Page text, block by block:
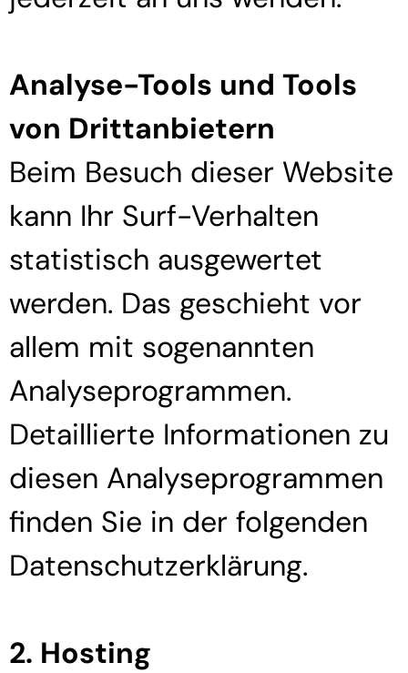
Analyse-Tools und Tools
von Dritt­anbietern
Beim Besuch dieser Website
kann Ihr Surf-Verhalten
statistisch ausgewertet
werden. Das geschieht vor
allem mit sogenannten
Analyseprogrammen.
Detaillierte Informationen zu
diesen Analyseprogrammen
finden Sie in der folgenden
Datenschutzerklärung.
2. Hosting